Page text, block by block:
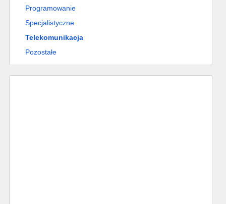
Programowanie
Specjalistyczne
Telekomunikacja
Pozostałe